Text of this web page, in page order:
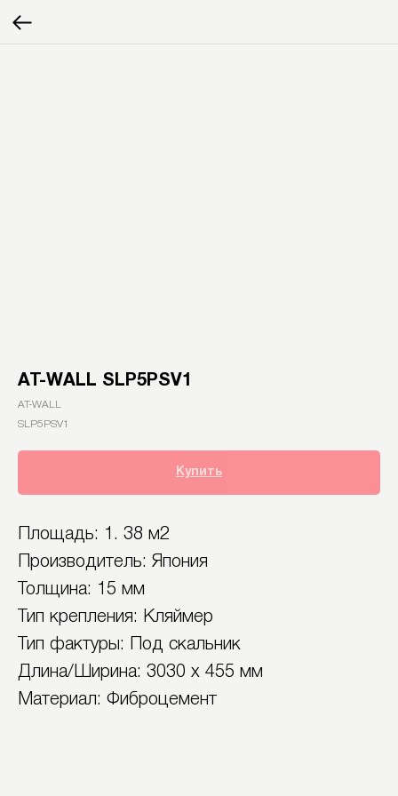
AT-WALL SLP5PSV1
AT-WALL
SLP5PSV1
Купить
Площадь: 1. 38 м2
Производитель: Япония
Толщина: 15 мм
Тип крепления: Кляймер
Тип фактуры: Под скальник
Длина/Ширина: 3030 х 455 мм
Материал: Фиброцемент